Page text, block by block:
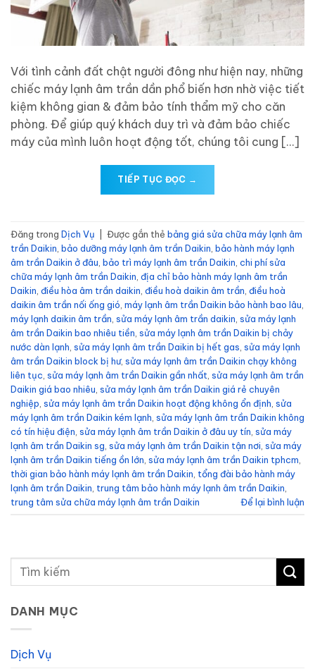
Với tình cảnh đất chật người đông như hiện nay, những
chiếc máy lạnh âm trần dần phổ biến hơn nhờ việc tiết
kiệm không gian & đảm bảo tính thẩm mỹ cho căn
phòng. Để giúp quý khách duy trì và đảm bảo chiếc
máy của mình luôn hoạt động tốt, chúng tôi cung […]
TIẾP TỤC ĐỌC →
Đăng trong Dịch Vụ Được gắn thẻ bảng giá sửa chữa máy lạnh âm
trần Daikin bảo dưỡng máy lạnh âm trần Daikin bảo hành máy lạnh
âm trần Daikin ở đâu bảo trì máy lạnh âm trần Daikin chi phí sửa
chữa máy lạnh âm trần Daikin địa chỉ bảo hành máy lạnh âm trần
Daikin điều hòa âm trần daikin điều hoà daikin âm trần điều hoà
daikin âm trần nối ống gió máy lạnh âm trần Daikin bảo hành bao lâu
máy lạnh daikin âm trần sửa máy lạnh âm trần daikin sửa máy lạnh
âm trần Daikin bao nhiêu tiền sửa máy lạnh âm trần Daikin bị chảy
nước dàn lạnh sửa máy lạnh âm trần Daikin bị hết gas sửa máy lạnh
âm trần Daikin block bị hư, sửa máy lạnh âm trần Daikin chạy không
liên tục sửa máy lạnh âm trần Daikin gần nhất sửa máy lạnh âm trần
Daikin giá bao nhiêu sửa máy lạnh âm trần Daikin giá rẻ chuyên
nghiệp sửa máy lạnh âm trần Daikin hoạt động không ổn định sửa
máy lạnh âm trần Daikin kém lạnh sửa máy lạnh âm trần Daikin không
có tín hiệu điện sửa máy lạnh âm trần Daikin ở đâu uy tín sửa máy
lạnh âm trần Daikin sg sửa máy lạnh âm trần Daikin tận nơi sửa máy
lạnh âm trần Daikin tiếng ồn lớn sửa máy lạnh âm trần Daikin tphcm
thời gian bảo hành máy lạnh âm trần Daikin tổng đài bảo hành máy
lạnh âm trần Daikin trung tâm bảo hành máy lạnh âm trần Daikin
trung tâm sửa chữa máy lạnh âm trần Daikin
Để lại bình luận
DANH MỤC
Dịch Vụ